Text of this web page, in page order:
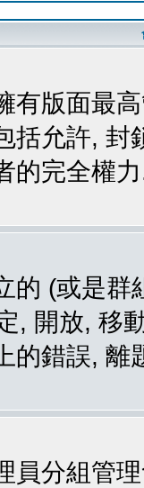
有版面最
括允許,
的完全權
的 (或是
, 開放, 移
的錯誤, 離
員分組管